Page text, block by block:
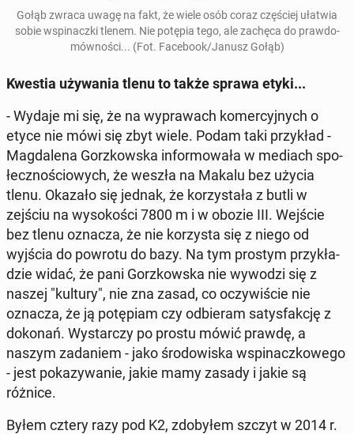
Gołąb zwraca uwagę na fakt, że wiele osób coraz czę­ściej ułatwia
sobie wspi­nacz­ki tlenem. Nie potępia tego, ale zachęca do praw­do­
mów­no­ści... (Fot. Fa­ce­bo­ok/Janusz Gołąb)
Kwestia uży­wa­nia tlenu to także sprawa etyki...
- Wydaje mi się, że na wy­pra­wach ko­mer­cyj­nych o
etyce nie mówi się zbyt wiele. Podam taki przy­kład -
Mag­da­le­na Gorz­kow­ska in­for­mo­wa­ła w mediach spo­
łecz­no­ścio­wych, że weszła na Makalu bez użycia
tlenu. Okazało się jednak, że ko­rzy­sta­ła z butli w
zejściu na wy­so­ko­ści 7800 m i w obozie III. Wejście
bez tlenu oznacza, że nie ko­rzy­sta się z niego od
wyjścia do powrotu do bazy. Na tym prostym przy­kła­
dzie widać, że pani Gorz­kow­ska nie wywodzi się z
naszej "kultury", nie zna zasad, co oczy­wi­ście nie
oznacza, że ją po­tę­piam czy od­bie­ram sa­tys­fak­cję z
dokonań. Wy­star­czy po prostu mówić prawdę, a
naszym za­da­niem - jako śro­do­wi­ska wspi­nacz­ko­we­go
- jest po­ka­zy­wa­nie, jakie mamy zasady i jakie są
różnice.
Byłem cztery razy pod K2, zdo­by­łem szczyt w 2014 r.